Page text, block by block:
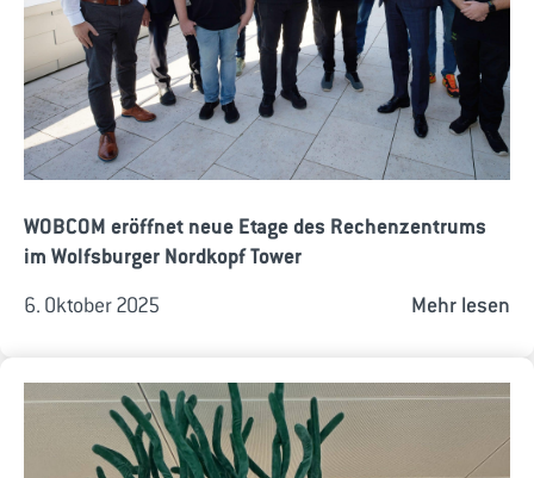
WOBCOM eröffnet neue Etage des Rechenzentrums
im Wolfsburger Nordkopf Tower
6. Oktober 2025 Mehr lesen